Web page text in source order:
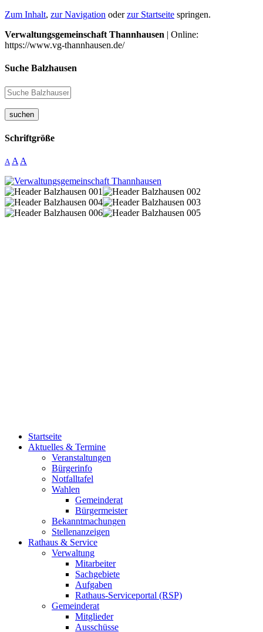
Zum Inhalt, zur Navigation oderzur Startseite springen.
Verwaltungsgemeinschaft Thannhausen | Online:
https://www.vg-thannhausen.de/
Suche Balzhausen
suchen
Schriftgröße
A A A
Startseite
Aktuelles & Termine
Veranstaltungen
Bürgerinfo
Notfalltafel
Wahlen
Gemeinderat
Bürgermeister
Bekanntmachungen
Stellenanzeigen
Rathaus & Service
Verwaltung
Mitarbeiter
Sachgebiete
Aufgaben
Rathaus-Serviceportal (RSP)
Gemeinderat
Mitglieder
Ausschüsse